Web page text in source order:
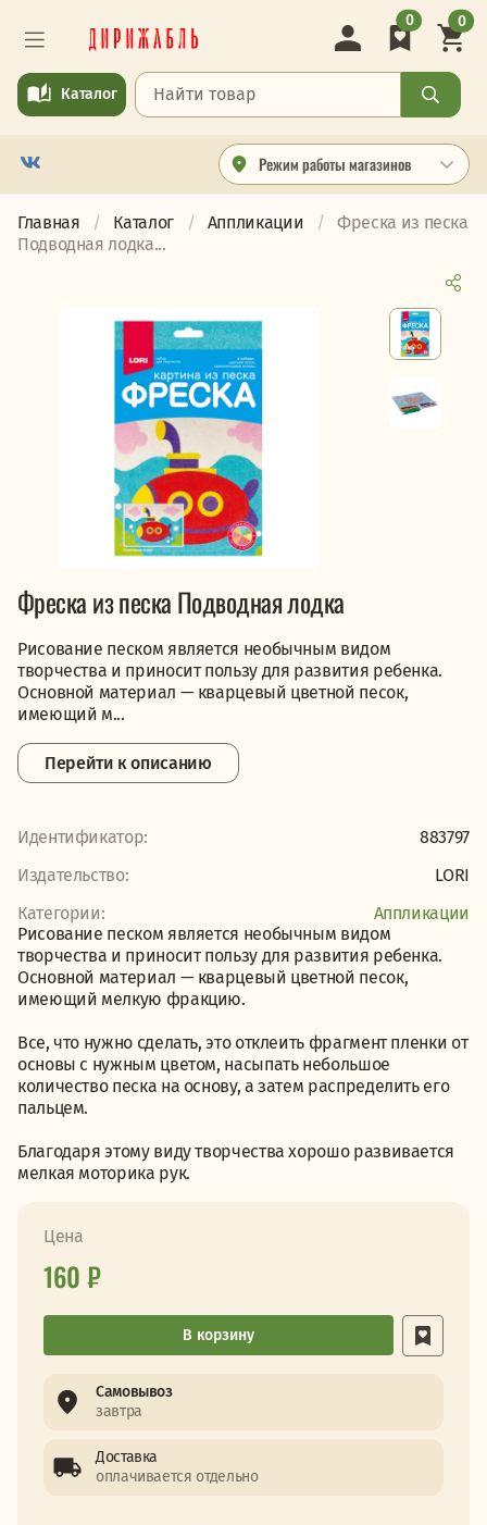
Режим работы магазинов
Каталог
0 0
Главная Каталог Аппликации
Фреска из песка
Подводная лодка...
Фреска из песка Подводная лодка
Рисование песком является необычным видом
творчества и приносит пользу для развития ребенка.
Основной материал — кварцевый цветной песок,
имеющий м...
Перейти к описанию
Идентификатор:
883797
Издательство:
LORI
Категории:
Аппликации
Рисование песком является необычным видом
творчества и приносит пользу для развития ребенка.
Основной материал — кварцевый цветной песок,
имеющий мелкую фракцию.
Все, что нужно сделать, это отклеить фрагмент пленки от
основы с нужным цветом, насыпать небольшое
количество песка на основу, а затем распределить его
пальцем.
Благодаря этому виду творчества хорошо развивается
мелкая моторика рук.
Цена
160 ₽
В корзину
Самовывоз
завтра
Доставка
оплачивается отдельно